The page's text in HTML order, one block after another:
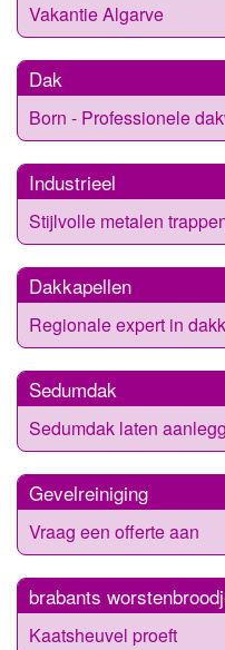
Vakantie Algarve
Dak
Born - Professionele
Industrieel
Stijlvolle metalen
Dakkapellen
Regionale expert in
Sedumdak
Sedumdak laten
Gevelreiniging
Vraag een offerte aan
brabants
Kaatsheuvel proeft